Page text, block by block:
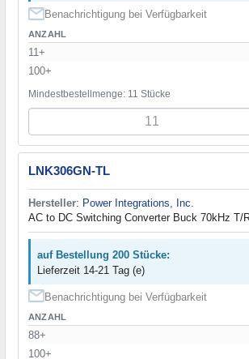
Benachrichtigung bei Verfügbarkeit
ANZAHL
11+
100+
Mindestbestellmenge: 11 Stücke
LNK306GN-TL
Hersteller: Power Integrations, Inc.
AC to DC Switching Converter Buck 70kHz T/
auf Bestellung 200 Stücke:
Lieferzeit 14-21 Tag (e)
Benachrichtigung bei Verfügbarkeit
ANZAHL
88+
100+